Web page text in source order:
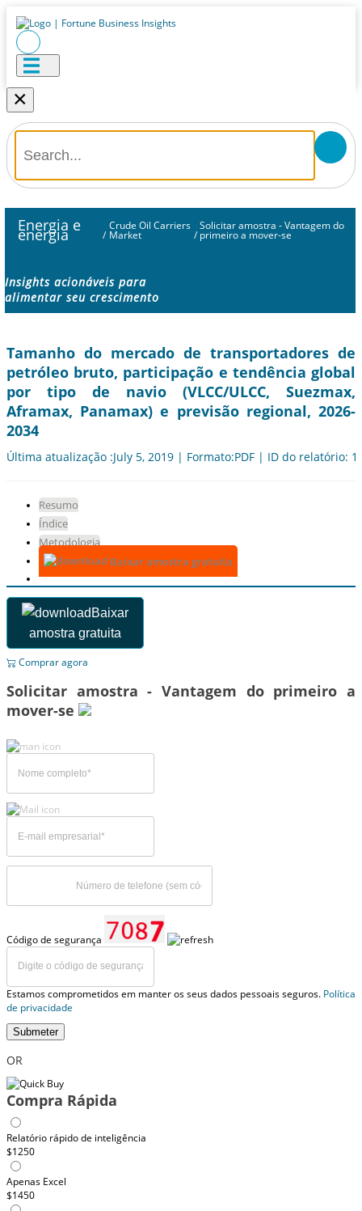
×
Energia e
energia /
Crude Oil Carriers
Market /
Solicitar amostra - Vantagem do
primeiro a mover-se
Insights acionáveis ​​para
alimentar seu crescimento
Tamanho do mercado de transportadores de
petróleo bruto, participação e tendência global
por tipo de navio (VLCC/ULCC, Suezmax,
Aframax, Panamax) e previsão regional, 2026-
2034
Última atualização :July 5, 2019 | Formato:PDF | ID do relatório:
Resumo
Índice
Metodologia
Baixar amostra gratuita
Baixar
amostra gratuita
Comprar agora
Solicitar amostra - Vantagem do primeiro a
mover-se
Código de segurança
Estamos comprometidos em manter os seus dados pessoais seguros. Política
de privacidade
Submeter
OR
Compra Rápida
Relatório rápido de inteligência
$1250
Apenas Excel
$1450